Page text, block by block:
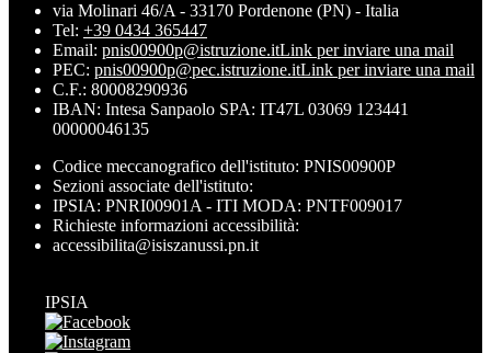
via Molinari 46/A - 33170 Pordenone (PN) - Italia
Tel: +39 0434 365447
Email: pnis00900p@istruzione.itLink per inviare una mail
PEC: pnis00900p@pec.istruzione.itLink per inviare una mail
C.F.: 80008290936
IBAN: Intesa Sanpaolo SPA: IT47L 03069 123441
00000046135
Codice meccanografico dell'istituto: PNIS00900P
Sezioni associate dell'istituto:
IPSIA: PNRI00901A - ITI MODA: PNTF009017
Richieste informazioni accessibilità:
accessibilita@isiszanussi.pn.it
IPSIA